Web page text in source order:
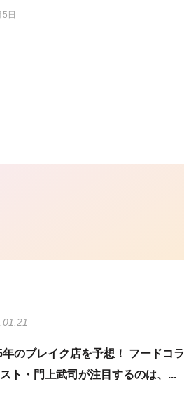
5日
年のブレイク店を予想！ フードコラ
ト・門上武司が注目するのは、...